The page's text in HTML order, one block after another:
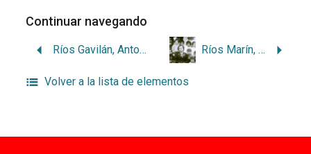
Continuar navegando
Ríos Gavilán, Antonio Ríos Marín, Gertrudis
Volver a la lista de elementos